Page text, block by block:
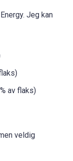
Jeg kan
av flaks)
veldig